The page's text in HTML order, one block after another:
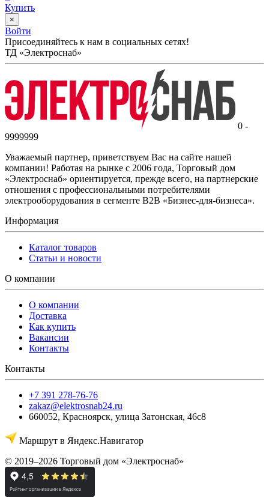
Купить
×
Войти
Присоединяйтесь к нам в социальных сетях!
ТД «Электроснаб»
0 -
9999999
Уважаемый партнер, приветствуем Вас на сайте нашей
компании! Работая на рынке с 2006 года, Торговый дом
«Электроснаб» ориентируется, прежде всего, на партнерские
отношения с профессиональными потребителями
электрооборудования в сегменте B2B «Бизнес-для-бизнеса».
Информация
Каталог товаров
Статьи и новости
О компании
О компании
Доставка
Как купить
Вакансии
Контакты
Контакты
+7 391 278-76-76
zakaz@elektrosnab24.ru
660052, Красноярск, улица Затонская, 46с8
Маршрут в Яндекс.Навигатор
© 2019–2026 Торговый дом «Электроснаб»